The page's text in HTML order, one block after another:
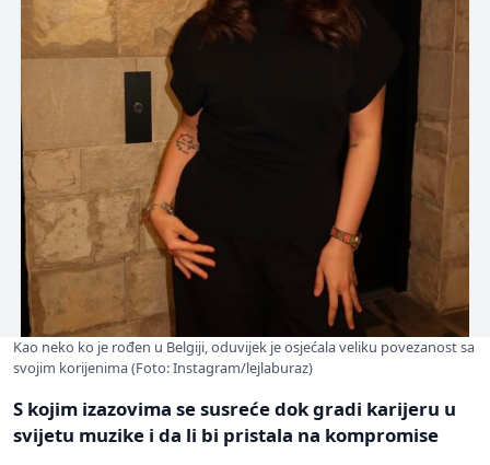
Kao neko ko je rođen u Belgiji, oduvijek je osjećala veliku povezanost sa
svojim korijenima (Foto: Instagram/lejlaburaz)
S kojim izazovima se susreće dok gradi karijeru u
svijetu muzike i da li bi pristala na kompromise